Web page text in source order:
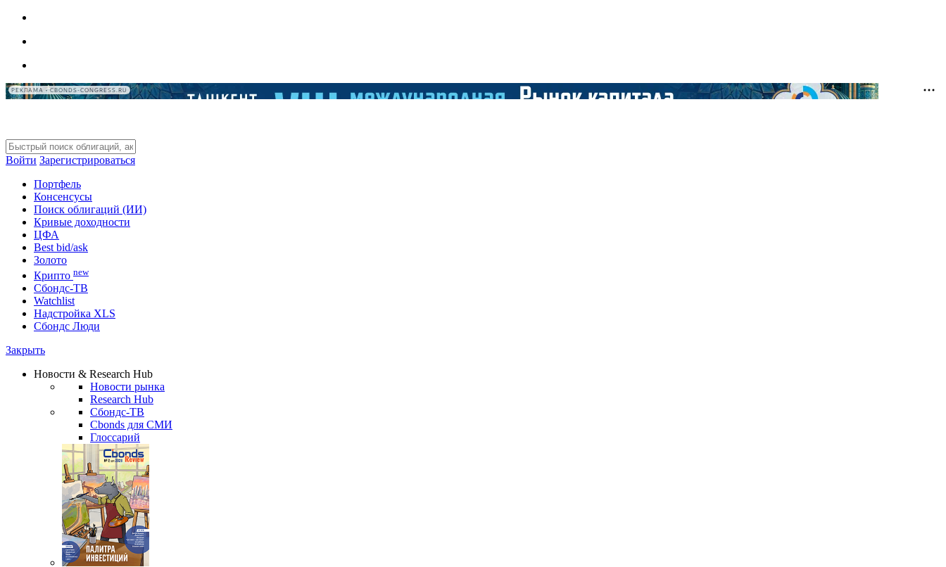
РЕКЛАМА • CBONDS-CONGRESS.RU
Войти Зарегистрироваться
Портфель
Консенсусы
Поиск облигаций (ИИ)
Кривые доходности
ЦФА
Best bid/ask
Золото
Крипто new
Сбондс-ТВ
Watchlist
Надстройка XLS
Сбондс Люди
Закрыть
Новости & Research Hub
Новости рынка
Research Hub
Сбондс-ТВ
Cbonds для СМИ
Глоссарий